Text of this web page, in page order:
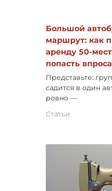
Большой
маршрут: как
аренду 50-
попасть
Представьте:
садится в один
ровно —
Статьи